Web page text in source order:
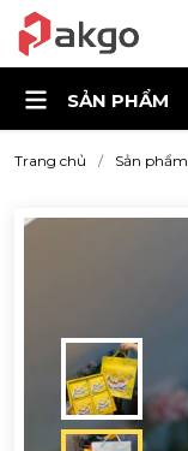
SẢN PHẨM
Trang chủ Sản phẩm